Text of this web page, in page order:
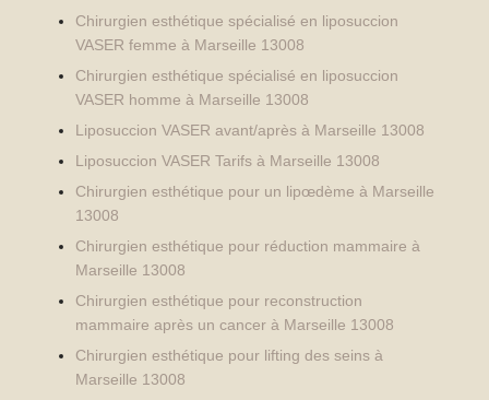
Chirurgien esthétique spécialisé en liposuccion
VASER femme à Marseille 13008
Chirurgien esthétique spécialisé en liposuccion
VASER homme à Marseille 13008
Liposuccion VASER avant/après à Marseille 13008
Liposuccion VASER Tarifs à Marseille 13008
Chirurgien esthétique pour un lipœdème à Marseille
13008
Chirurgien esthétique pour réduction mammaire à
Marseille 13008
Chirurgien esthétique pour reconstruction
mammaire après un cancer à Marseille 13008
Chirurgien esthétique pour lifting des seins à
Marseille 13008